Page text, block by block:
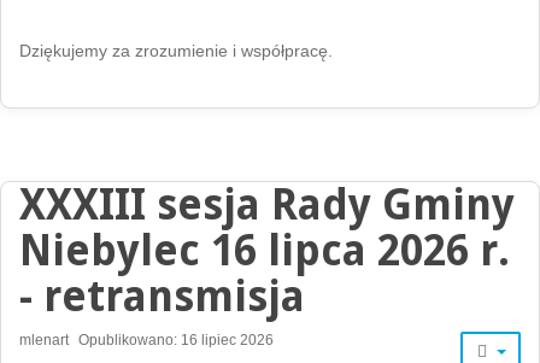
Dziękujemy za zrozumienie i współpracę.
XXXIII sesja Rady Gminy
Niebylec 16 lipca 2026 r.
- retransmisja
mlenart Opublikowano: 16 lipiec 2026